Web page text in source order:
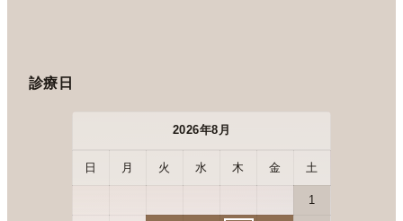
診療日
2026年8月
日 月 火 水 木 金 土
1